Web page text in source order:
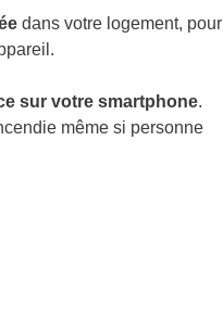
dans votre logement, pour
sur votre smartphone.
même si personne